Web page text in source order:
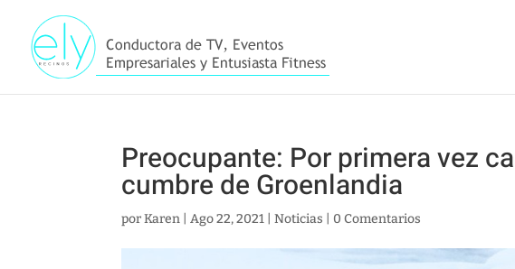
Preocupante: Por primera vez
cumbre de Groenlandia
porKaren |Ago 22, 2021 |Noticias 0 Comentarios